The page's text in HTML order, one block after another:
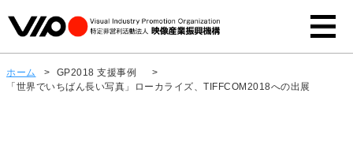
ホーム > GP2018 支援事例
>
「世界でいちばん長い写真」ローカライズ、TIFFCOM2018への出展